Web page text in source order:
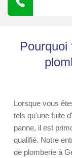
Pourquoi
Lorsque vous
tels qu'une fuite
panne, il est
qualifié. Notre
de plomberie à